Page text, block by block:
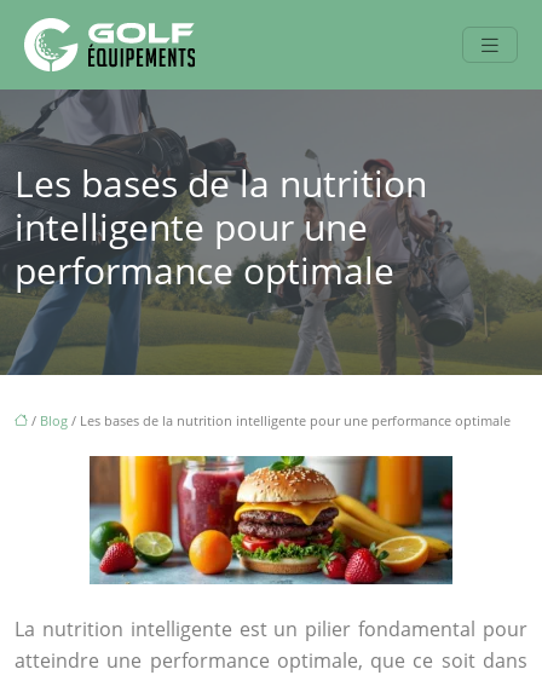
Les bases de la nutrition
intelligente pour une
performance optimale
/ Blog / Les bases de la nutrition intelligente pour une performance optimale
La nutrition intelligente est un pilier fondamental pour
atteindre une performance optimale, que ce soit dans